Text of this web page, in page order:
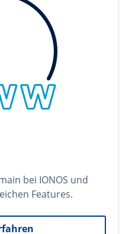
bei IONOS und
Features.